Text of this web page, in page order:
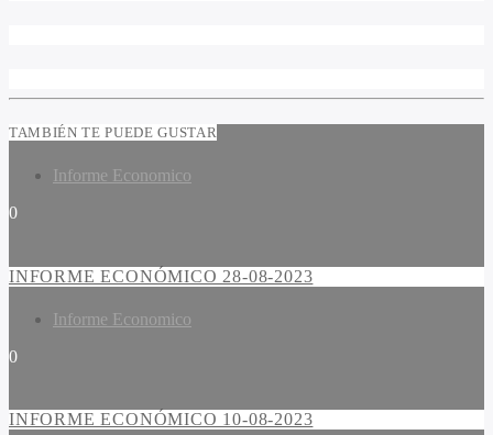
TAMBIÉN TE PUEDE GUSTAR
Informe Economico
0
INFORME ECONÓMICO 28-08-2023
Informe Economico
0
INFORME ECONÓMICO 10-08-2023